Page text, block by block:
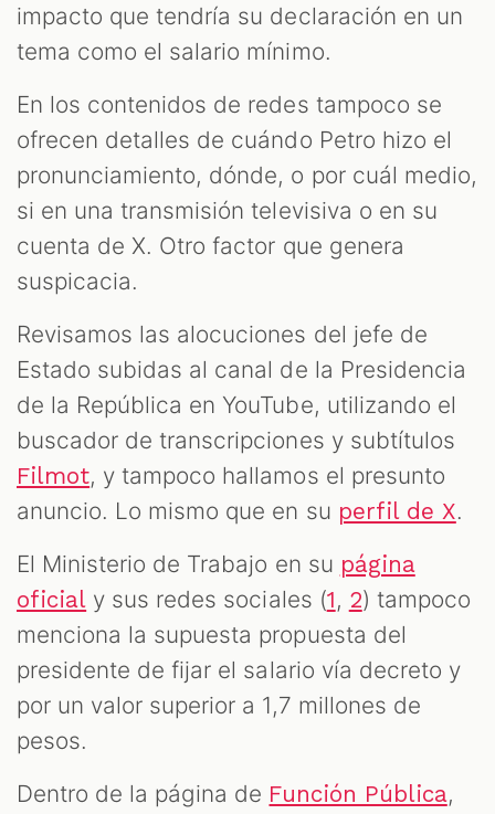
impacto que tendría su declaración en un
tema como el salario mínimo.
En los contenidos de redes tampoco se
ofrecen detalles de cuándo Petro hizo el
pronunciamiento, dónde, o por cuál medio,
si en una transmisión televisiva o en su
cuenta de X. Otro factor que genera
suspicacia.
Revisamos las alocuciones del jefe de
Estado subidas al canal de la Presidencia
de la República en YouTube, utilizando el
buscador de transcripciones y subtítulos
Filmot, y tampoco hallamos el presunto
anuncio. Lo mismo que en su perfil de X.
El Ministerio de Trabajo en su página
oficial y sus redes sociales (1, 2) tampoco
menciona la supuesta propuesta del
presidente de fijar el salario vía decreto y
por un valor superior a 1,7 millones de
pesos.
Dentro de la página de Función Pública,